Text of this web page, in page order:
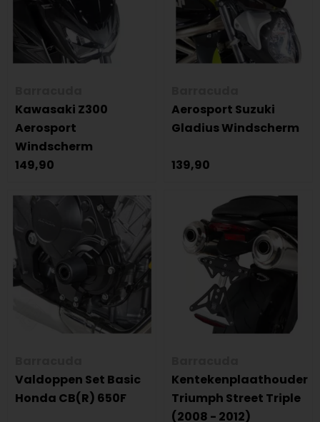
Kawasaki Z300
Aerosport
Windscherm
149,90
Aerosport Suzuki
Gladius Windscherm
139,90
Valdoppen Set Basic
Honda CB(R) 650F
Kentekenplaathouder
Triumph Street Triple
(2008 - 2012)